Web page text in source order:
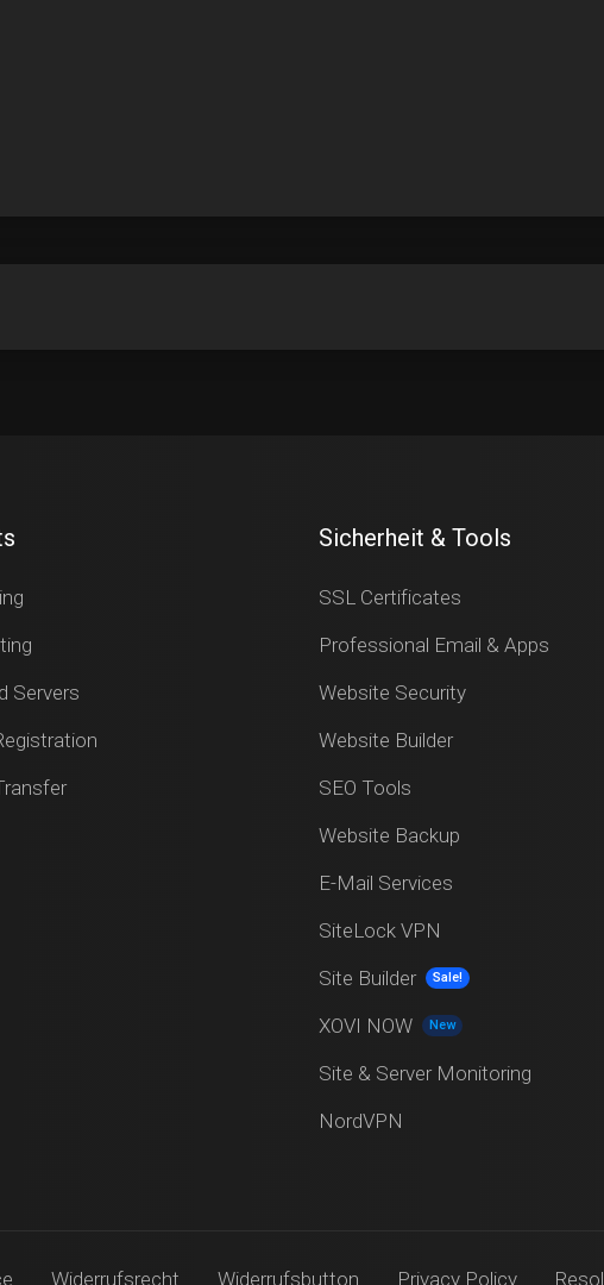
Servers
Sicherheit & Tools
SSL Certificates
Professional Email & Apps
Website Security
Website Builder
SEO Tools
Website Backup
E-Mail Services
SiteLock VPN
Site Builder
Sale!
XOVI NOW New
Site & Server Monitoring
NordVPN
Widerrufsrecht Widerrufsbutton Privacy Policy